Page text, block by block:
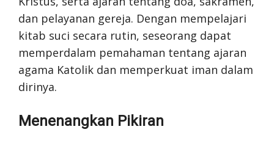
dan pelayanan gereja. Dengan mempelajari
kitab suci secara rutin, seseorang dapat
memperdalam pemahaman tentang ajaran
agama Katolik dan memperkuat iman dalam
dirinya.
Menenangkan Pikiran